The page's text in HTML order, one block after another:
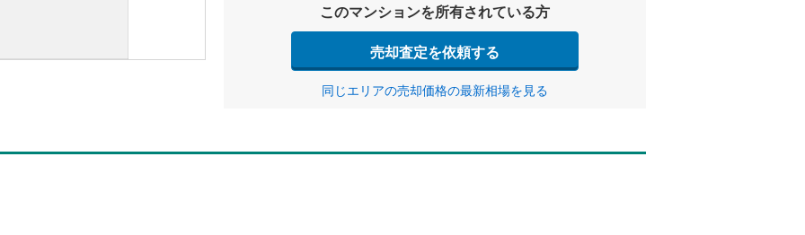
このマンションを所有されている方
売却査定を依頼する
同じエリアの売却価格の最新相場を見る